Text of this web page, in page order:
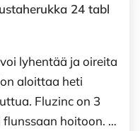
24 tabl
lyhentää ja oireita
aloittaa heti
Fluzinc on 3
hoitoon. …